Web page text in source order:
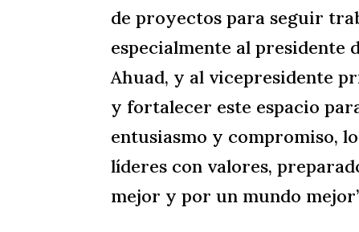
de proyectos para seguir
especialmente al presidente
Ahuad, y al vicepresidente
y fortalecer este espacio
entusiasmo y compromiso,
líderes con valores,
mejor y por un mundo